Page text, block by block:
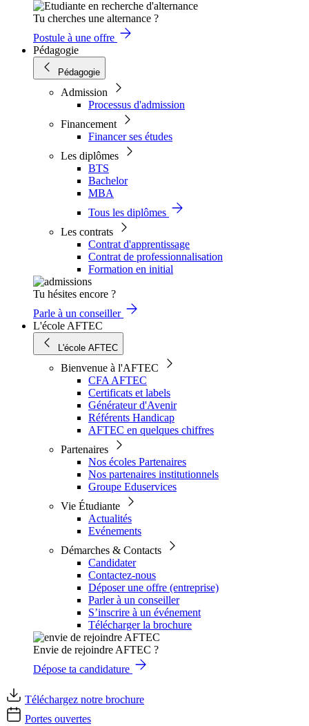
Tu cherches une alternance ?
Postule à une offre
Pédagogie
Pédagogie
Admission
Processus d'admission
Financement
Financer ses études
Les diplômes
BTS
Bachelor
MBA
Tous les diplômes
Les contrats
Contrat d'apprentissage
Contrat de professionnalisation
Formation en initial
Tu hésites encore ?
Parle à un conseiller
L'école AFTEC
L'école AFTEC
Bienvenue à l'AFTEC
CFA AFTEC
Certificats et labels
Générateur d'Avenir
Référents Handicap
AFTEC en quelques chiffres
Partenaires
Nos écoles Partenaires
Nos partenaires institutionnels
Groupe Eduservices
Vie Étudiante
Actualités
Evénements
Démarches & Contacts
Candidater
Contactez-nous
Déposer une offre (entreprise)
Parler à un conseiller
S’inscrire à un événement
Télécharger la brochure
Envie de rejoindre AFTEC ?
Dépose ta candidature
Téléchargez notre brochure
Portes ouvertes